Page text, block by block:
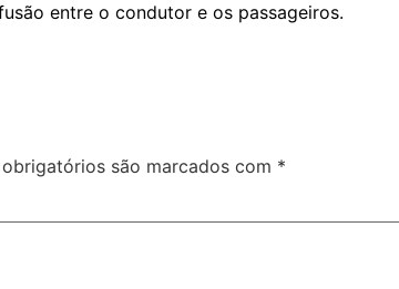
entre o condutor e os passageiros.
são marcados com *